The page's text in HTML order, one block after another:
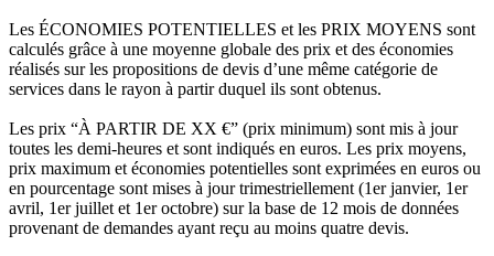
Les ÉCONOMIES POTENTIELLES et les PRIX MOYENS sont
calculés grâce à une moyenne globale des prix et des économies
réalisés sur les propositions de devis d’une même catégorie de
services dans le rayon à partir duquel ils sont obtenus.
Les prix “À PARTIR DE XX €” (prix minimum) sont mis à jour
toutes les demi-heures et sont indiqués en euros. Les prix moyens,
prix maximum et économies potentielles sont exprimées en euros ou
en pourcentage sont mises à jour trimestriellement (1er janvier, 1er
avril, 1er juillet et 1er octobre) sur la base de 12 mois de données
provenant de demandes ayant reçu au moins quatre devis.